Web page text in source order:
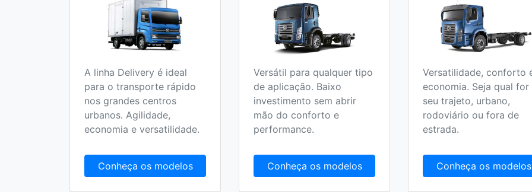
A linha Delivery é ideal
para o transporte rápido
nos grandes centros
urbanos. Agilidade,
economia e versatilidade.
Conheça os modelos
Versátil para qualquer tipo
de aplicação. Baixo
investimento sem abrir
mão do conforto e
performance.
Conheça os modelos
Versatilidade, conforto
economia. Seja qual for
seu trajeto, urbano,
rodoviário ou fora de
estrada.
Conheça os modelos